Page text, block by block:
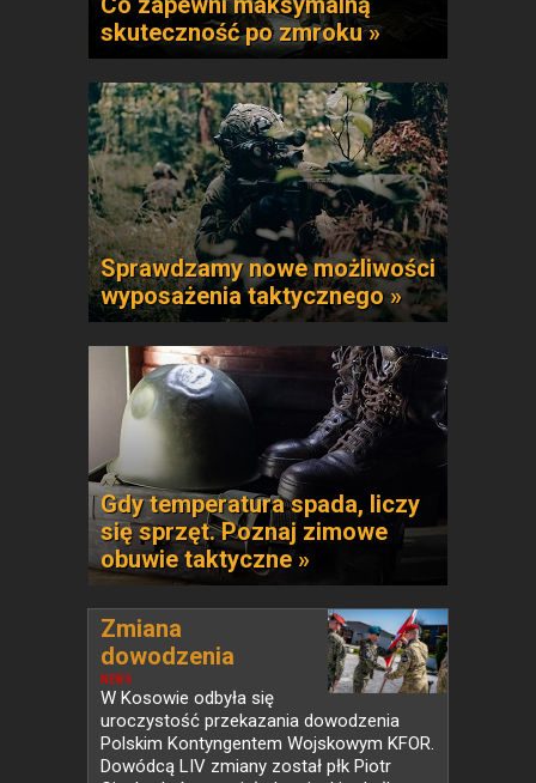
skuteczność po zmroku »
Sprawdzamy nowe możliwości
wyposażenia taktycznego »
Gdy temperatura spada, liczy
się sprzęt. Poznaj zimowe
obuwie taktyczne »
NEWS
Zmiana
dowodzenia
Polskim...
W Kosowie odbyła się
uroczystość przekazania dowodzenia
Polskim Kontyngentem Wojskowym KFOR.
Dowódcą LIV zmiany został płk Piotr